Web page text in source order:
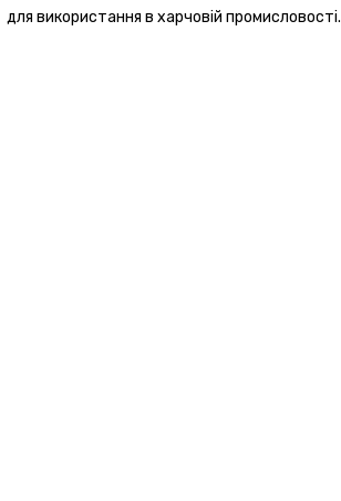
для використання в харчовій промисловості.